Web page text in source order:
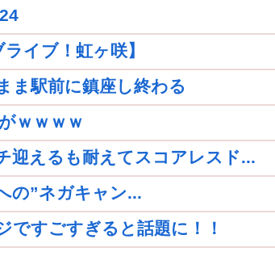
イブ！虹ヶ咲】
ま駅前に鎮座し終わる
ｗｗｗｗ
迎えるも耐えてスコアレスド...
の”ネガキャン...
ですごすぎると話題に！！